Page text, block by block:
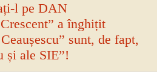
l pe DAN
a înghițit
sunt, de fapt,
și ale SIE”!